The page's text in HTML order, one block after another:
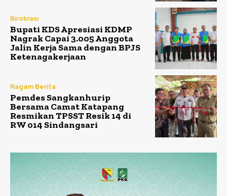
Birokrasi
Bupati KDS Apresiasi KDMP
Nagrak Capai 3.005 Anggota
Jalin Kerja Sama dengan BPJS
Ketenagakerjaan
Ragam Berita
Pemdes Sangkanhurip
Bersama Camat Katapang
Resmikan TPSST Resik 14 di
RW 014 Sindangsari